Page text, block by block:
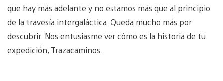
que hay más adelante y no estamos más que al principio
de la travesía intergaláctica. Queda mucho más por
descubrir. Nos entusiasme ver cómo es la historia de tu
expedición, Trazacaminos.